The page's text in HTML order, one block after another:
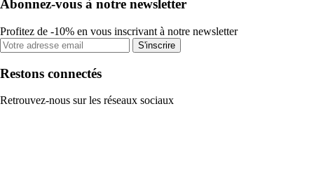
Abonnez-vous à notre newsletter
Profitez de -10% en vous inscrivant à notre newsletter
S'inscrire
Restons connectés
Retrouvez-nous sur les réseaux sociaux